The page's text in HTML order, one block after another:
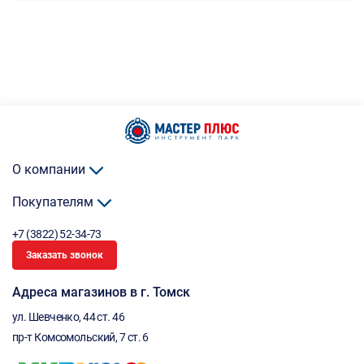
О компании
Покупателям
+7 (3822) 52-34-73
Заказать звонок
Адреса магазинов в г. Томск
ул. Шевченко, 44 ст. 46
пр-т Комсомольский, 7 ст. 6